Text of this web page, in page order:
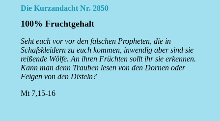
Die Kurzandacht Nr. 2850
100% Fruchtgehalt
Seht euch vor vor den falschen Propheten, die in
Schafskleidern zu euch kommen, inwendig aber sind sie
reißende Wölfe. An ihren Früchten sollt ihr sie erkennen.
Kann man denn Trauben lesen von den Dornen oder
Feigen von den Disteln?
Mt 7,15-16